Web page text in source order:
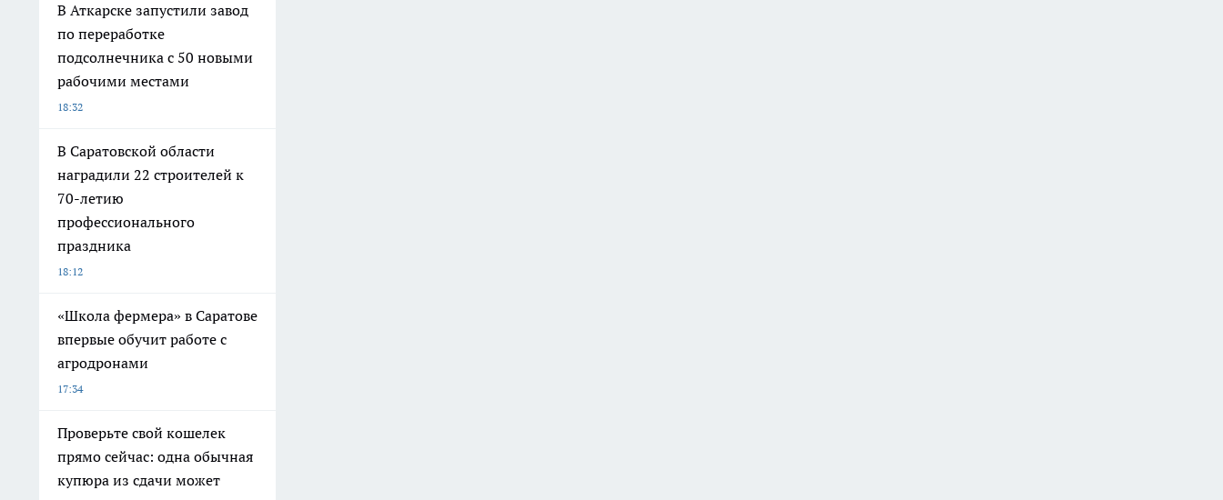
В Аткарске запустили завод
по переработке
подсолнечника с 50 новыми
рабочими местами
18:32
В Саратовской области
наградили 22 строителей к
70-летию
профессионального
праздника
18:12
«Школа фермера» в Саратове
впервые обучит работе с
агродронами
17:34
Проверьте свой кошелек
прямо сейчас: одна обычная
купюра из сдачи может